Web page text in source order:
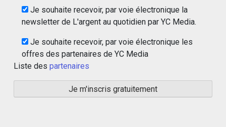
Je souhaite recevoir, par voie électronique la
newsletter de L'argent au quotidien par YC Media.
Je souhaite recevoir, par voie électronique les
offres des partenaires de YC Media
Liste des partenaires